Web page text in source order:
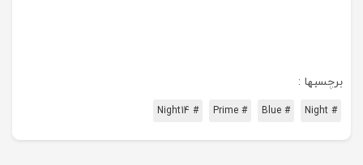
برچسبها :
# Night
# Blue
# Prime
# Night14